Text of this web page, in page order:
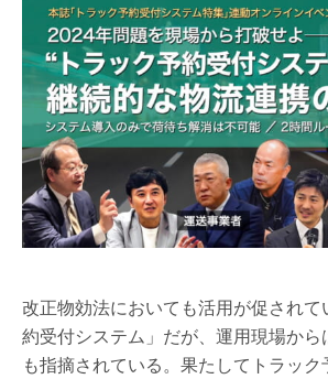
改正物効法においても活用が促され
約受付システム」だが、運用現場か
も指摘されている。果たしてトラッ